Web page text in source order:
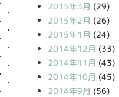
2015年3月 (29)
2015年2月 (26)
2015年1月 (24)
2014年12月 (33)
2014年11月 (43)
2014年10月 (45)
2014年9月 (56)